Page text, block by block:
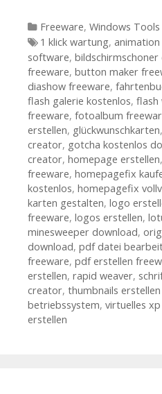
Kategorien
Freeware, Windows Tools
Tags
1 klick wartung,
software, bildschirmschoner
freeware, button maker
diashow freeware,
flash galerie kostenlos, flash
freeware, fotoalbum
erstellen, glückwunschkarten,
creator, gotcha kostenlos
creator, homepage erstellen,
freeware, homepagefix
kostenlos, homepagefix
karten gestalten, logo
freeware, logos erstellen,
minesweeper download,
download, pdf datei
freeware, pdf erstellen
erstellen, rapid weaver,
creator, thumbnails
betriebssystem, virtuelles
erstellen